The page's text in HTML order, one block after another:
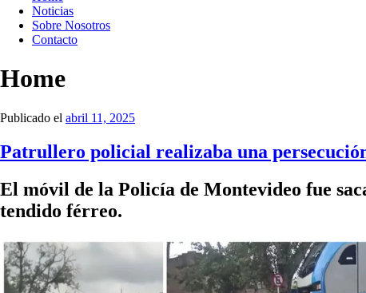
Noticias
Sobre Nosotros
Contacto
Home
Publicado el abril 11, 2025
Patrullero policial realizaba una
El móvil de la Policía de Montevideo fue
tendido férreo.